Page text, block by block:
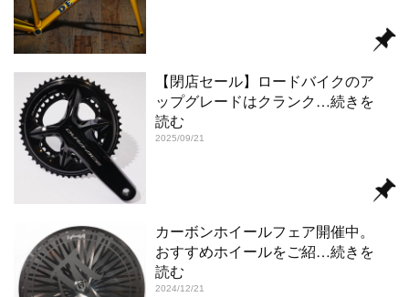
【閉店セール】ロードバイクのア
ップグレードはクランク …続きを
読む
2025/09/21
カーボンホイールフェア開催中。
おすすめホイールをご紹…続きを
読む
2024/12/21